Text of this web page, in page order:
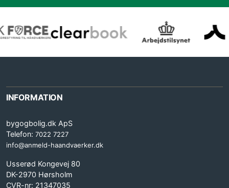
INFORMATION
bygogbolig.dk ApS
Telefon: 7022 7227
info@anmeld-haandvaerker.dk
Usserød Kongevej 80
DK-2970 Hørsholm
CVR-nr: 21347035